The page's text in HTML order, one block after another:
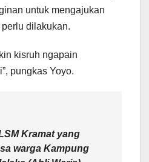
untuk mengajukan
dilakukan.
kisruh ngapain
pungkas Yoyo.
Kramat yang
warga Kampung